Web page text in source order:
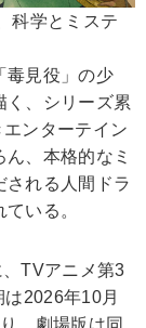
科学とミステ
毒見役」の少
く、シリーズ累
ンターテイン
、本格的なミ
される人間ドラ
いる。
TVアニメ第3
2026年10月
、劇場版は同